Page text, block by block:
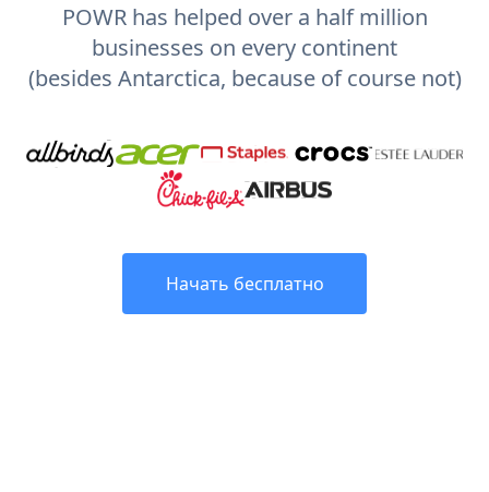
POWR has helped over a half million
businesses on every continent
(besides Antarctica, because of course not)
Начать бесплатно